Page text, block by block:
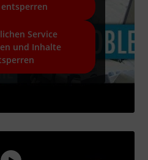
Service
und Inhalte